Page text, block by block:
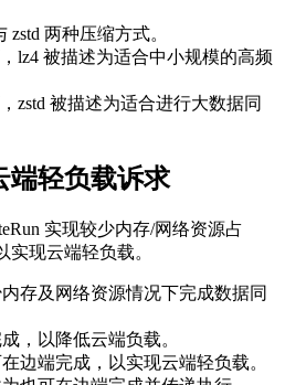
zstd 两种压缩方式。
lz4 被描述为适合中小规模的高频
zstd 被描述为适合进行大数据同
端轻负载诉求
实现较少内存/网络资源占
实现云端轻负载。
存及网络资源情况下完成数据同
，以降低云端负载。
边端完成，以实现云端轻负载。